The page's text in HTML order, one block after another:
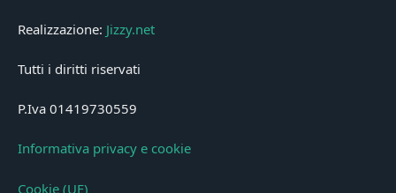
Realizzazione: Jizzy.net
Tutti i diritti riservati
P.Iva 01419730559
Informativa privacy e cookie
Cookie (UE)